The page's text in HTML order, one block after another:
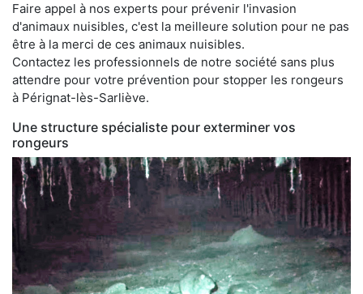
Faire appel à nos experts pour prévenir l'invasion
d'animaux nuisibles, c'est la meilleure solution pour ne pas
être à la merci de ces animaux nuisibles.
Contactez les professionnels de notre société sans plus
attendre pour votre prévention pour stopper les rongeurs
à Pérignat-lès-Sarliève.
Une structure spécialiste pour exterminer vos
rongeurs